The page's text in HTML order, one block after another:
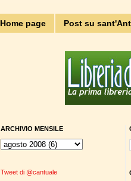
Home page Post su
ARCHIVIO MENSILE
Tweet di @cantuale